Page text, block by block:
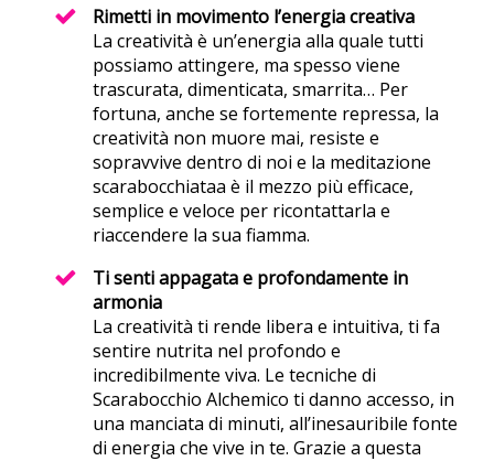
Rimetti in movimento l’energia creativa
La creatività è un’energia alla quale tutti
possiamo attingere, ma spesso viene
trascurata, dimenticata, smarrita… Per
fortuna, anche se fortemente repressa, la
creatività non muore mai, resiste e
sopravvive dentro di noi e la meditazione
scarabocchiataa è il mezzo più efficace,
semplice e veloce per ricontattarla e
riaccendere la sua fiamma.
Ti senti appagata e profondamente in
armonia
La creatività ti rende libera e intuitiva, ti fa
sentire nutrita nel profondo e
incredibilmente viva. Le tecniche di
Scarabocchio Alchemico ti danno accesso, in
una manciata di minuti, all’inesauribile fonte
di energia che vive in te. Grazie a questa